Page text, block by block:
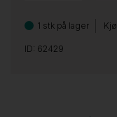
1 stk på lager
ID: 62429